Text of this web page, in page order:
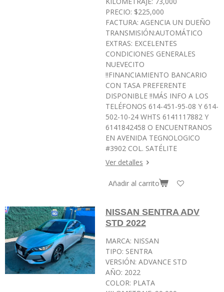
PRECIO: $225,000
FACTURA: AGENCIA UN DUEÑO
TRANSMISIÓN:AUTOMÁTICO
EXTRAS: EXCELENTES
CONDICIONES GENERALES
NUEVECITO
‼️FINANCIAMIENTO BANCARIO
CON TASA PREFERENTE
DISPONIBLE ‼️MÁS INFO A LOS
TELÉFONOS 614-451-95-08 Y 614-
502-10-24 WHTS 6141117882 Y
6141842458 O ENCUENTRANOS
EN AVENIDA TEGNOLOGICO
#3902 COL. SATÉLITE
Ver detalles
Añadir al carrito
NISSAN SENTRA ADV
STD 2022
MARCA: NISSAN
TIPO: SENTRA
VERSIÓN: ADVANCE STD
AÑO: 2022
COLOR: PLATA